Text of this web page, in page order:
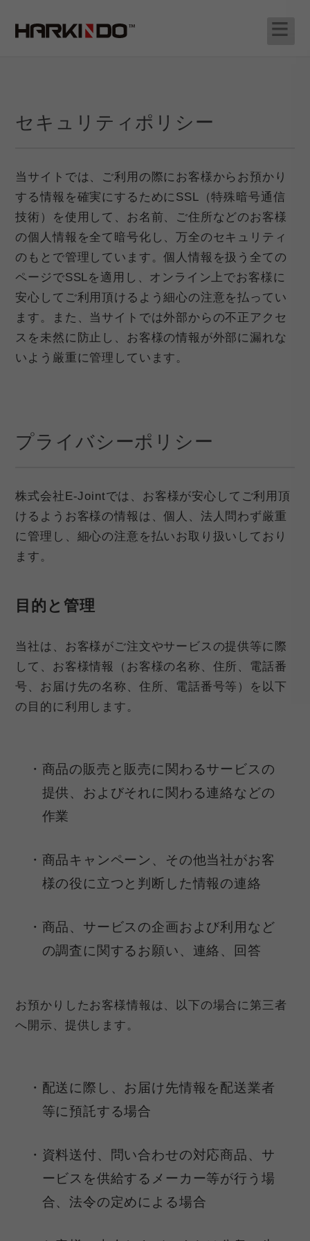
セキュリティポリシー
当サイトでは、ご利用の際にお客様からお預かり
する情報を確実にするためにSSL（特殊暗号通信
技術）を使用して、お名前、ご住所などのお客様
の個人情報を全て暗号化し、万全のセキュリティ
のもとで管理しています。個人情報を扱う全ての
ページでSSLを適用し、オンライン上でお客様に
安心してご利用頂けるよう細心の注意を払ってい
ます。また、当サイトでは外部からの不正アクセ
スを未然に防止し、お客様の情報が外部に漏れな
いよう厳重に管理しています。
プライバシーポリシー
株式会社E-Jointでは、お客様が安心してご利用頂
けるようお客様の情報は、個人、法人問わず厳重
に管理し、細心の注意を払いお取り扱いしており
ます。
目的と管理
当社は、お客様がご注文やサービスの提供等に際
して、お客様情報（お客様の名称、住所、電話番
号、お届け先の名称、住所、電話番号等）を以下
の目的に利用します。
商品の販売と販売に関わるサービスの
提供、およびそれに関わる連絡などの
作業
商品キャンペーン、その他当社がお客
様の役に立つと判断した情報の連絡
商品、サービスの企画および利用など
の調査に関するお願い、連絡、回答
お預かりしたお客様情報は、以下の場合に第三者
へ開示、提供します。
配送に際し、お届け先情報を配送業者
等に預託する場合
資料送付、問い合わせの対応商品、サ
ービスを供給するメーカー等が行う場
合、法令の定めによる場合